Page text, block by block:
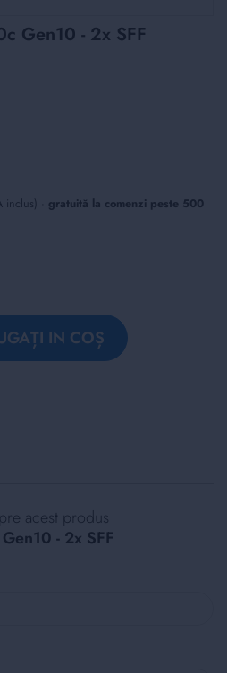
Gen10 - 2x SFF
· gratuită la comenzi peste 500
IN COȘ
acest produs
- 2x SFF